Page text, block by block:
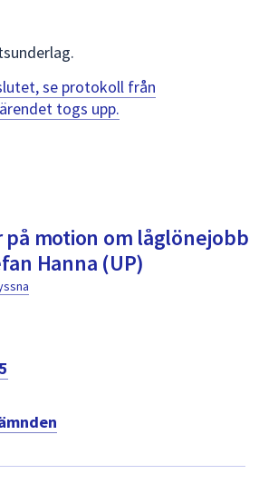
för
att
navigera
för
att
välja
se protokoll från
togs upp.
på motion om låglönejobb
Hanna (UP)